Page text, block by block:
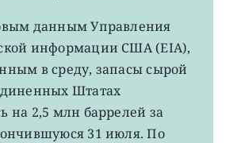
USO,
запасы
нефти
хранилищах
США
выросли
данным Управления
информации США (EIA),
в среду, запасы сырой
Штатах
на 2,5 млн баррелей за
31 июля. По